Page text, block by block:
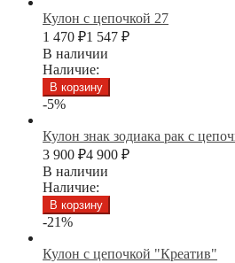
Кулон с цепочкой 27
1 470 ₽1 547 ₽
В наличии
Наличие:
В корзину
-5%
Кулон знак зодиака рак с
3 900 ₽4 900 ₽
В наличии
Наличие:
В корзину
-21%
Кулон с цепочкой "Креатив"